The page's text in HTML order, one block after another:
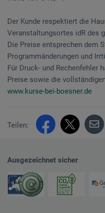
Der Kunde respektiert die
Veranstaltungsortes idR des
Die Preise entsprechen dem
Programmänderungen und
Für Druck- und Rechenfehler
Preise sowie die
www.kurse-bei-boesner.de
Teilen:
Ausgezeichnet sicher